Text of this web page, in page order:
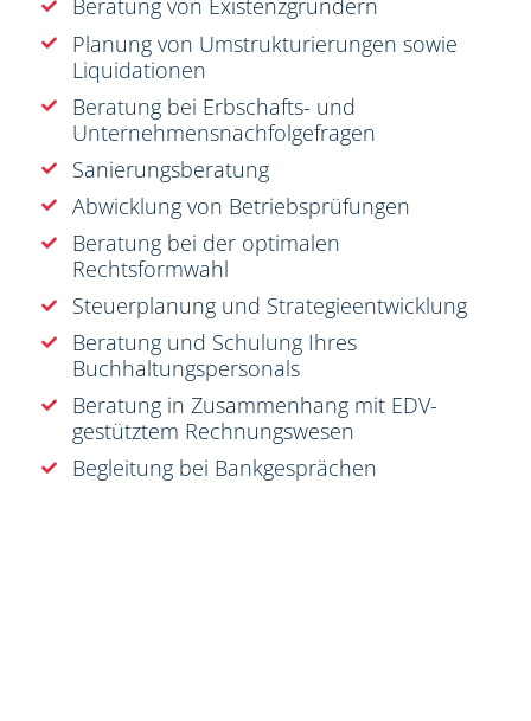
Beratung von Existenzgründern
Planung von Umstrukturierungen sowie
Liquidationen
Beratung bei Erbschafts- und
Unternehmensnachfolgefragen
Sanierungsberatung
Abwicklung von Betriebsprüfungen
Beratung bei der optimalen
Rechtsformwahl
Steuerplanung und Strategieentwicklung
Beratung und Schulung Ihres
Buchhaltungspersonals
Beratung in Zusammenhang mit EDV-
gestütztem Rechnungswesen
Begleitung bei Bankgesprächen